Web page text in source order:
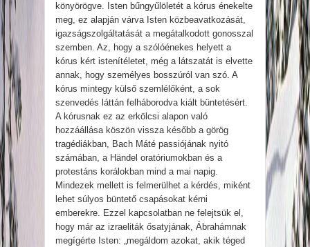
könyörögve. Isten bűngyűlöletét a kórus énekelte
meg, ez alapján várva Isten közbeavatkozását,
igazságszolgáltatását a megátalkodott gonosszal
szemben. Az, hogy a szólóénekes helyett a
kórus kért istenítéletet, még a látszatát is elvette
annak, hogy személyes bosszúról van szó. A
kórus mintegy külső szemlélőként, a sok
szenvedés láttán felháborodva kiált büntetésért.
A kórusnak ez az erkölcsi alapon való
hozzáállása köszön vissza később a görög
tragédiákban, Bach Máté passiójának nyitó
számában, a Händel oratóriumokban és a
protestáns korálokban mind a mai napig.
Mindezek mellett is felmerülhet a kérdés, miként
lehet súlyos büntető csapásokat kérni
emberekre. Ezzel kapcsolatban ne felejtsük el,
hogy már az izraeliták ősatyjának, Ábrahámnak
megígérte Isten: „megáldom azokat, akik téged